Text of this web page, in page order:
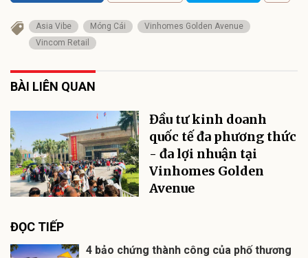
Asia Vibe Móng Cái
Vinhomes Golden Avenue
Vincom Retail
BÀI LIÊN QUAN
Đầu tư kinh doanh
quốc tế đa phương thức
- đa lợi nhuận tại
Vinhomes Golden
Avenue
ĐỌC TIẾP
4 bảo chứng thành công của phố thương